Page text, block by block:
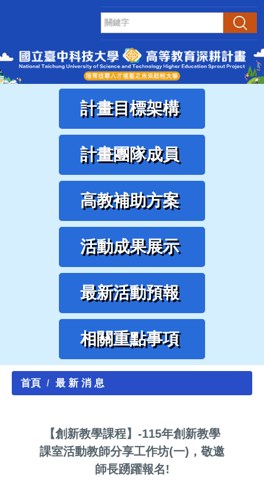
內
區
搜尋
計畫目標架構
計畫團隊成員
高教補助方案
活動成果展示
最新活動預報
相關重點事項
首頁 最 新 消 息
【創新教學課程】-115年創新教學
課室活動教師分享工作坊(一)，敬邀
師長踴躍報名!